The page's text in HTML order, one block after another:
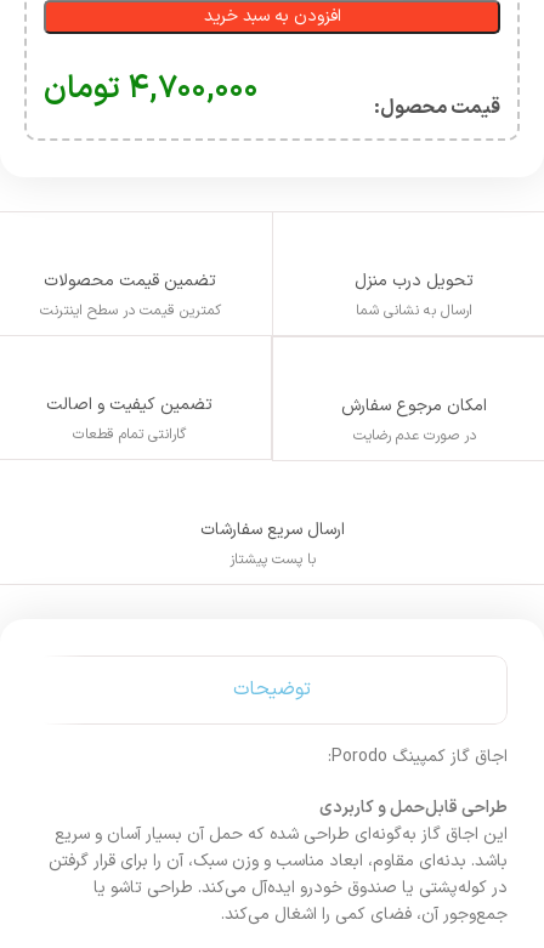
افزودن به سبد خرید
قیمت محصول:​ ۴,۷۰۰,۰۰۰ تومان
تحویل درب منزل
ارسال به نشانی شما
تضمین قیمت محصولات
کمترین قیمت در سطح اینترنت
امکان مرجوع سفارش
در صورت عدم رضایت
تضمین کیفیت و اصالت
گارانتی تمام قطعات
ارسال سریع سفارشات
با پست پیشتاز
توضیحات
اجاق گاز کمپینگ Porodo:
طراحی قابل‌حمل و کاربردی
این اجاق گاز به‌گونه‌ای طراحی شده که حمل آن بسیار آسان و سریع
باشد. بدنه‌ای مقاوم، ابعاد مناسب و وزن سبک، آن را برای قرار گرفتن
در کوله‌پشتی یا صندوق خودرو ایده‌آل می‌کند. طراحی تاشو یا
جمع‌وجور آن، فضای کمی را اشغال می‌کند.